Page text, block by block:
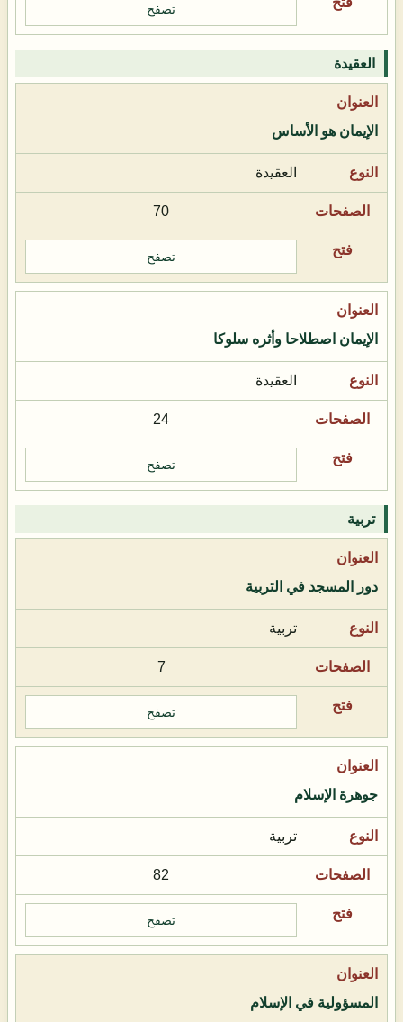
تصفح
العقيدة
الإيمان هو الأساس
العقيدة
70
تصفح
الإيمان اصطلاحا وأثره سلوكا
العقيدة
24
تصفح
تربية
دور المسجد في التربية
تربية
7
تصفح
جوهرة الإسلام
تربية
82
تصفح
المسؤولية في الإسلام